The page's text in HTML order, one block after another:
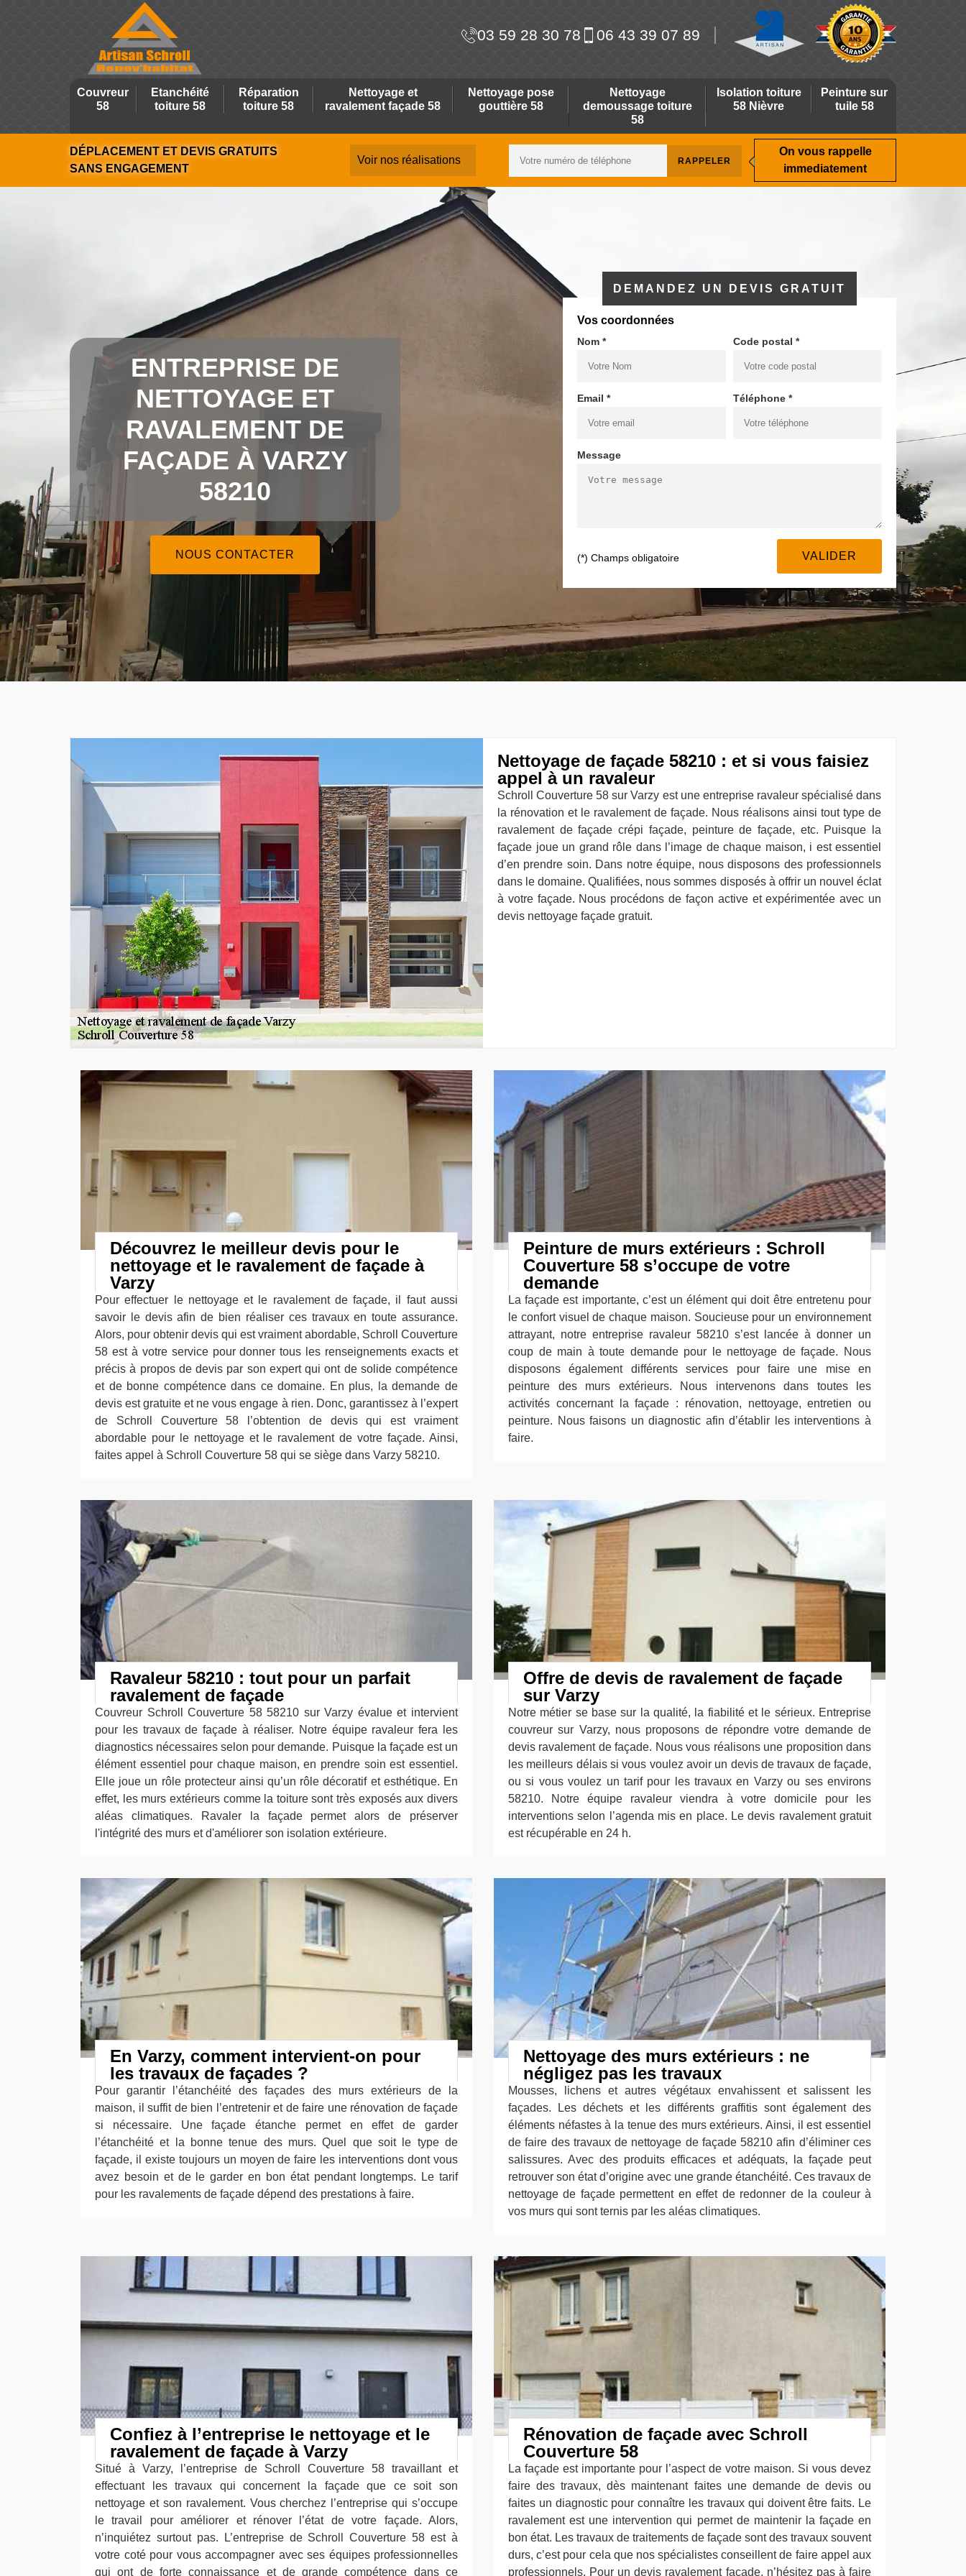
03 59 28 30 78 06 43 39 07 89
Couvreur
58
Etanchéité
toiture 58
Réparation
toiture 58
Nettoyage et
ravalement façade 58
Nettoyage pose
gouttière 58
Nettoyage
demoussage toiture
58
Isolation toiture
58 Nièvre
Peinture sur
tuile 58
DÉPLACEMENT ET DEVIS GRATUITS
SANS ENGAGEMENT
Voir nos réalisations
On vous rappelle
immediatement
ENTREPRISE DE
NETTOYAGE ET
RAVALEMENT DE
FAÇADE À VARZY
58210
NOUS CONTACTER
DEMANDEZ UN DEVIS GRATUIT
Vos coordonnées
Nom * Code postal *
Email * Téléphone *
Message
(*) Champs obligatoire
Nettoyage de façade 58210 : et si vous faisiez
appel à un ravaleur
Schroll Couverture 58 sur Varzy est une entreprise ravaleur spécialisé dans
la rénovation et le ravalement de façade. Nous réalisons ainsi tout type de
ravalement de façade crépi façade, peinture de façade, etc. Puisque la
façade joue un grand rôle dans l’image de chaque maison, i est essentiel
d’en prendre soin. Dans notre équipe, nous disposons des professionnels
dans le domaine. Qualifiées, nous sommes disposés à offrir un nouvel éclat
à votre façade. Nous procédons de façon active et expérimentée avec un
devis nettoyage façade gratuit.
Découvrez le meilleur devis pour le
nettoyage et le ravalement de façade à
Varzy
Pour effectuer le nettoyage et le ravalement de façade, il faut aussi
savoir le devis afin de bien réaliser ces travaux en toute assurance.
Alors, pour obtenir devis qui est vraiment abordable, Schroll Couverture
58 est à votre service pour donner tous les renseignements exacts et
précis à propos de devis par son expert qui ont de solide compétence
et de bonne compétence dans ce domaine. En plus, la demande de
devis est gratuite et ne vous engage à rien. Donc, garantissez à l’expert
de Schroll Couverture 58 l’obtention de devis qui est vraiment
abordable pour le nettoyage et le ravalement de votre façade. Ainsi,
faites appel à Schroll Couverture 58 qui se siège dans Varzy 58210.
Peinture de murs extérieurs : Schroll
Couverture 58 s’occupe de votre
demande
La façade est importante, c’est un élément qui doit être entretenu pour
le confort visuel de chaque maison. Soucieuse pour un environnement
attrayant, notre entreprise ravaleur 58210 s’est lancée à donner un
coup de main à toute demande pour le nettoyage de façade. Nous
disposons également différents services pour faire une mise en
peinture des murs extérieurs. Nous intervenons dans toutes les
activités concernant la façade : rénovation, nettoyage, entretien ou
peinture. Nous faisons un diagnostic afin d’établir les interventions à
faire.
Ravaleur 58210 : tout pour un parfait
ravalement de façade
Couvreur Schroll Couverture 58 58210 sur Varzy évalue et intervient
pour les travaux de façade à réaliser. Notre équipe ravaleur fera les
diagnostics nécessaires selon pour demande. Puisque la façade est un
élément essentiel pour chaque maison, en prendre soin est essentiel.
Elle joue un rôle protecteur ainsi qu’un rôle décoratif et esthétique. En
effet, les murs extérieurs comme la toiture sont très exposés aux divers
aléas climatiques. Ravaler la façade permet alors de préserver
l'intégrité des murs et d'améliorer son isolation extérieure.
Offre de devis de ravalement de façade
sur Varzy
Notre métier se base sur la qualité, la fiabilité et le sérieux. Entreprise
couvreur sur Varzy, nous proposons de répondre votre demande de
devis ravalement de façade. Nous vous réalisons une proposition dans
les meilleurs délais si vous voulez avoir un devis de travaux de façade,
ou si vous voulez un tarif pour les travaux en Varzy ou ses environs
58210. Notre équipe ravaleur viendra à votre domicile pour les
interventions selon l’agenda mis en place. Le devis ravalement gratuit
est récupérable en 24 h.
En Varzy, comment intervient-on pour
les travaux de façades ?
Pour garantir l’étanchéité des façades des murs extérieurs de la
maison, il suffit de bien l’entretenir et de faire une rénovation de façade
si nécessaire. Une façade étanche permet en effet de garder
l’étanchéité et la bonne tenue des murs. Quel que soit le type de
façade, il existe toujours un moyen de faire les interventions dont vous
avez besoin et de le garder en bon état pendant longtemps. Le tarif
pour les ravalements de façade dépend des prestations à faire.
Nettoyage des murs extérieurs : ne
négligez pas les travaux
Mousses, lichens et autres végétaux envahissent et salissent les
façades. Les déchets et les différents graffitis sont également des
éléments néfastes à la tenue des murs extérieurs. Ainsi, il est essentiel
de faire des travaux de nettoyage de façade 58210 afin d’éliminer ces
salissures. Avec des produits efficaces et adéquats, la façade peut
retrouver son état d’origine avec une grande étanchéité. Ces travaux de
nettoyage de façade permettent en effet de redonner de la couleur à
vos murs qui sont ternis par les aléas climatiques.
Confiez à l’entreprise le nettoyage et le
ravalement de façade à Varzy
Situé à Varzy, l’entreprise de Schroll Couverture 58 travaillant et
effectuant les travaux qui concernent la façade que ce soit son
nettoyage et son ravalement. Vous cherchez l’entreprise qui s’occupe
le travail pour améliorer et rénover l’état de votre façade. Alors,
n’inquiétez surtout pas. L’entreprise de Schroll Couverture 58 est à
votre coté pour vous accompagner avec ses équipes professionnelles
qui ont de forte connaissance et de grande compétence dans ce
Rénovation de façade avec Schroll
Couverture 58
La façade est importante pour l’aspect de votre maison. Si vous devez
faire des travaux, dès maintenant faites une demande de devis ou
faites un diagnostic pour connaître les travaux qui doivent être faits. Le
ravalement est une intervention qui permet de maintenir la façade en
bon état. Les travaux de traitements de façade sont des travaux souvent
durs, c’est pour cela que nos spécialistes conseillent de faire appel aux
professionnels. Pour un devis ravalement façade, n’hésitez pas à faire